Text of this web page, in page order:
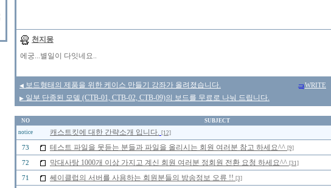
천지몽
에궁...별일이 다잇네요..
◀ 보드형태의 제품을 위한 케이스 만들기 강좌가 올려졌습니다.
▶ 일부 단종된 모델 (CTB-01, CTB-02, CTB-09)의 보드를 무료로 나눠 드립니다.
WRITE
NO SUBJECT
notice
캐스트킷에 대한 간략소개 입니다. [12]
73 테스트 파일을 못듣는 분들과 파일을 올리시는 회원 여러분 참고 하세요^^ [9]
72 막대사탕 1000개 이상 가지고 계신 회원 여러분 정회원 전환 요청 하세요^^ [31]
71 쎄이클럽의 서버를 사용하는 회원분들의 방송정보 오류 !! [3]